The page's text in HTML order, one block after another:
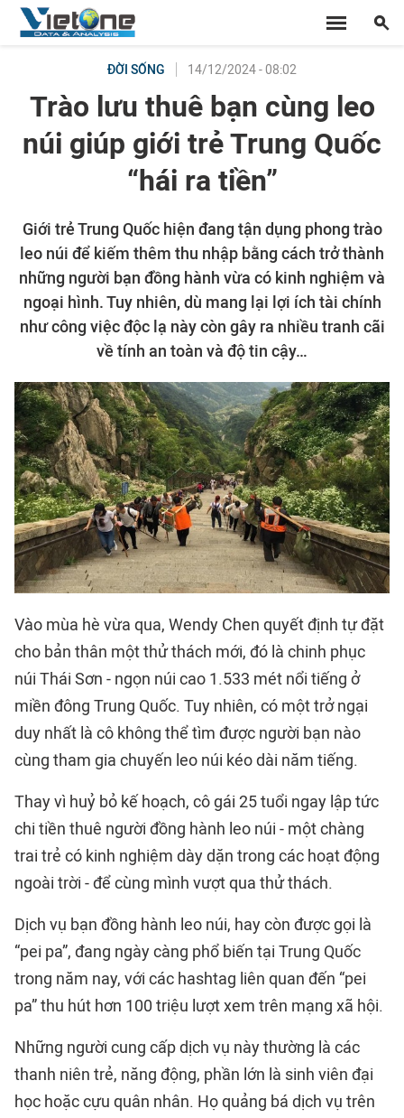
ĐỜI SỐNG 14/12/2024 - 08:02
Trào lưu thuê bạn cùng leo
núi giúp giới trẻ Trung Quốc
“hái ra tiền”
Giới trẻ Trung Quốc hiện đang tận dụng phong trào
leo núi để kiếm thêm thu nhập bằng cách trở thành
những người bạn đồng hành vừa có kinh nghiệm và
ngoại hình. Tuy nhiên, dù mang lại lợi ích tài chính
như công việc độc lạ này còn gây ra nhiều tranh cãi
về tính an toàn và độ tin cậy…
Vào mùa hè vừa qua, Wendy Chen quyết định tự đặt
cho bản thân một thử thách mới, đó là chinh phục
núi Thái Sơn - ngọn núi cao 1.533 mét nổi tiếng ở
miền đông Trung Quốc. Tuy nhiên, có một trở ngại
duy nhất là cô không thể tìm được người bạn nào
cùng tham gia chuyến leo núi kéo dài năm tiếng.
Thay vì huỷ bỏ kế hoạch, cô gái 25 tuổi ngay lập tức
chi tiền thuê người đồng hành leo núi - một chàng
trai trẻ có kinh nghiệm dày dặn trong các hoạt động
ngoài trời - để cùng mình vượt qua thử thách.
Dịch vụ bạn đồng hành leo núi, hay còn được gọi là
“pei pa”, đang ngày càng phổ biến tại Trung Quốc
trong năm nay, với các hashtag liên quan đến “pei
pa” thu hút hơn 100 triệu lượt xem trên mạng xã hội.
Những người cung cấp dịch vụ này thường là các
thanh niên trẻ, năng động, phần lớn là sinh viên đại
học hoặc cựu quân nhân. Họ quảng bá dịch vụ trên